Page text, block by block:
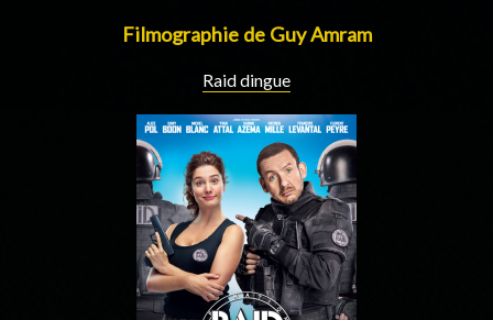
Filmographie de Guy Amram
Raid dingue